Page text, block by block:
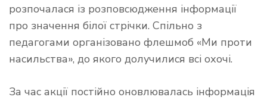
розпочалася із розповсюдження інформації
про значення білої стрічки. Спільно з
педагогами організовано флешмоб «Ми проти
насильства», до якого долучилися всі охочі.
За час акції постійно оновлювалась інформація